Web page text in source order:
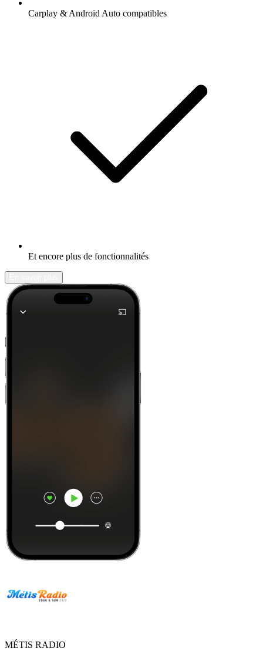
Carplay & Android Auto compatibles
Et encore plus de fonctionnalités
MÉTIS RADIO